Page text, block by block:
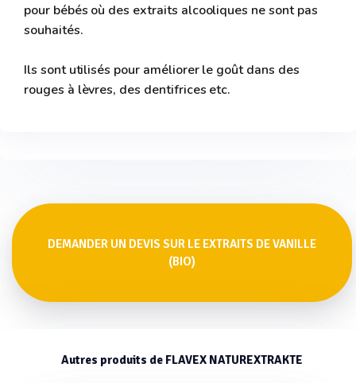
pour bébés où des extraits alcooliques ne sont pas
souhaités.
Ils sont utilisés pour améliorer le goût dans des
rouges à lèvres, des dentifrices etc.
DEMANDER UN DEVIS SUR LE EXTRAITS DE VANILLE
(BIO)
Autres produits de FLAVEX NATUREXTRAKTE